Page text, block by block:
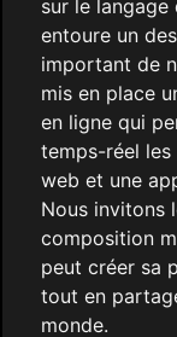
sur le
entoure un
important de
mis en place
en ligne qui
temps-réel
web et une
Nous invitons
composition
peut créer sa
tout en
monde.